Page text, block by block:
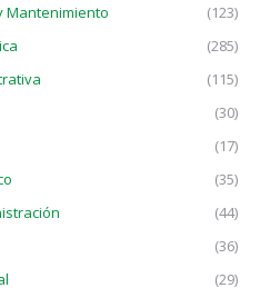
Mantenimiento
(123)
(285)
(115)
(30)
(17)
(35)
(44)
(36)
(29)